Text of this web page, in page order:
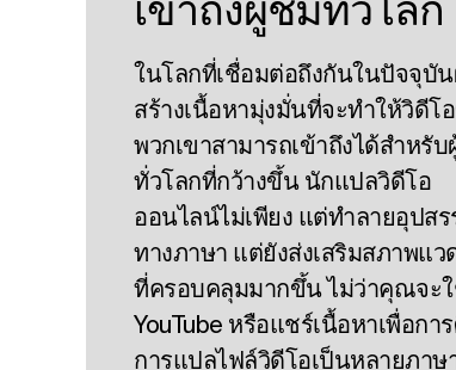
ในโลกที่เชื่อมต่อถึงกันในปัจจุบั
สร้างเนื้อหามุ่งมั่นที่จะทําให้วิดีโ
พวกเขาสามารถเข้าถึงได้สําหรั
ทั่วโลกที่กว้างขึ้น นักแปลวิดีโอ
ออนไลน์ไม่เพียง แต่ทําลายอุปสร
ทางภาษา แต่ยังส่งเสริมสภาพแว
ที่ครอบคลุมมากขึ้น ไม่ว่าคุณจะ
YouTube หรือแชร์เนื้อหาเพื่อกา
การแปลไฟล์วิดีโอเป็นหลายภาษ